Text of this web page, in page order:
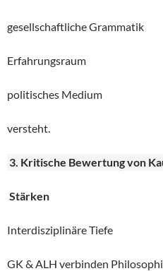
gesellschaftliche Grammatik
Erfahrungsraum
politisches Medium
versteht.
3. Kritische Bewertung von
Stärken
Interdisziplinäre Tiefe
GK & ALH verbinden